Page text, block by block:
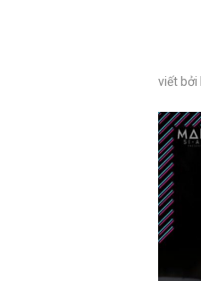
viết bởi